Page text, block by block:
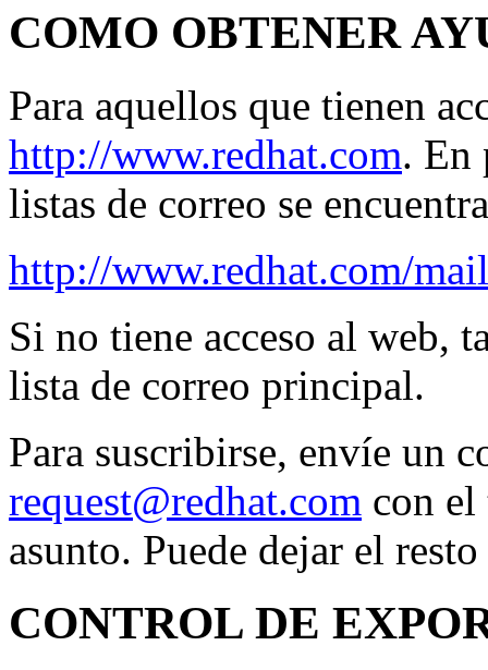
COMO OBTENER
Para aquellos que tienen
http://www.redhat.com. En
listas de correo se
http://www.redhat.com/
Si no tiene acceso al web,
lista de correo principal.
Para suscribirse, envíe un
request@redhat.com con
asunto. Puede dejar el
CONTROL DE